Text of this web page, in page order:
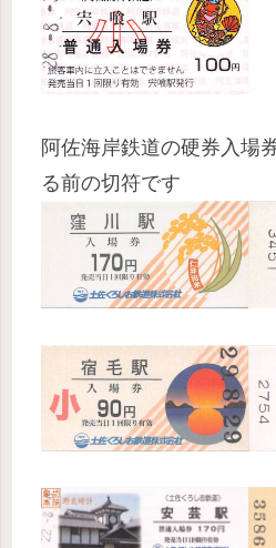
阿佐海岸鉄道の硬券入場
る前の切符です